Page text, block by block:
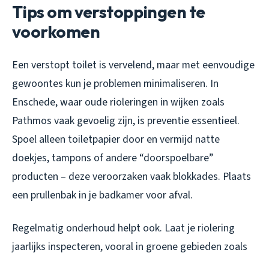
Tips om verstoppingen te
voorkomen
Een verstopt toilet is vervelend, maar met eenvoudige
gewoontes kun je problemen minimaliseren. In
Enschede, waar oude rioleringen in wijken zoals
Pathmos vaak gevoelig zijn, is preventie essentieel.
Spoel alleen toiletpapier door en vermijd natte
doekjes, tampons of andere “doorspoelbare”
producten – deze veroorzaken vaak blokkades. Plaats
een prullenbak in je badkamer voor afval.
Regelmatig onderhoud helpt ook. Laat je riolering
jaarlijks inspecteren, vooral in groene gebieden zoals